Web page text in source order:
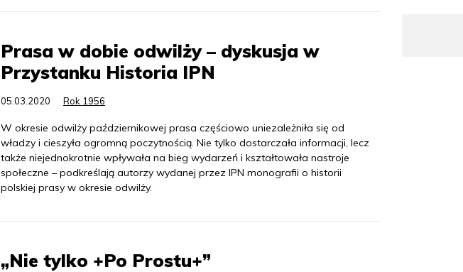
Prasa w dobie odwilży – dyskusja w
Przystanku Historia IPN
05.03.2020 Rok 1956
W okresie odwilży październikowej prasa częściowo uniezależniła się od
władzy i cieszyła ogromną poczytnością. Nie tylko dostarczała informacji, lecz
także niejednokrotnie wpływała na bieg wydarzeń i kształtowała nastroje
społeczne – podkreślają autorzy wydanej przez IPN monografii o historii
polskiej prasy w okresie odwilży.
„Nie tylko +Po Prostu+”